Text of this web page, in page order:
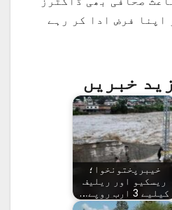
اپنا فرض ادا کر رہے
خبریں
خیبرپختونخوا؛
ریسکیو اور ریلیف
کیلیے 3 ارب روپے…